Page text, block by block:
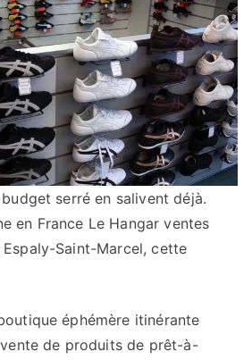
serré en salivent déjà.
en France Le Hangar ventes
Saint-Marcel, cette
éphémère itinérante
de produits de prêt-à-